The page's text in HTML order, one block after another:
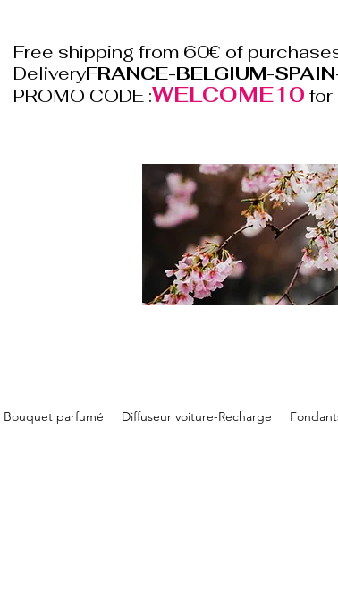
Free shipping from 60€ of
DeliveryFRANCE-BELGIUM-
PROMO CODE :WELCOME10 for
Bouquet parfumé Diffuseur voiture-Recharge